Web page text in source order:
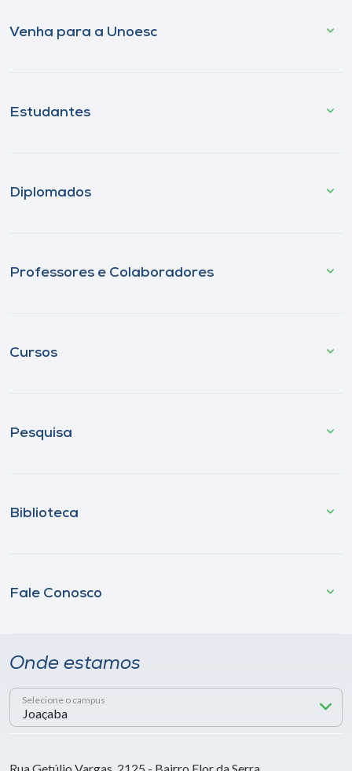
Venha para a Unoesc
Estudantes
Diplomados
Professores e Colaboradores
Cursos
Pesquisa
Biblioteca
Fale Conosco
Onde estamos
Selecione o campus